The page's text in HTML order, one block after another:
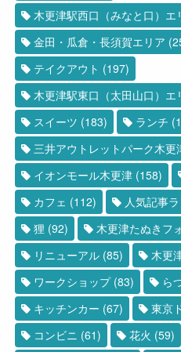
木更津駅西口（みなと口）エ
金田・瓜倉・長須賀エリア
テイクアウト (197)
木更津駅東口（太田山口）エ
スイーツ (183) ランチ
三井アウトレットパーク木更
イオンモール木更津 (158)
カフェ (112) 人気記事
狸 (92) 木更津たぬきフ
リニューアル (85) 木更
ワークショップ(83) ら
キッチンカー (67) 東京
コンビニ (61) 花火 (59)